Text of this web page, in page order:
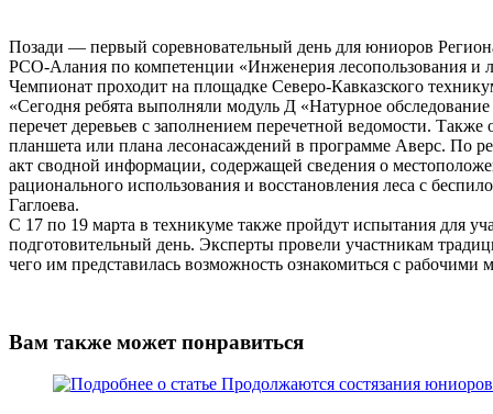
Позади — первый соревновательный день для юниоров
РСО-Алания по компетенции «Инженерия лесопользования и
Чемпионат проходит на площадке Северо-Кавказского
«Сегодня ребята выполняли модуль Д «Натурное
перечет деревьев с заполнением перечетной ведомости.
планшета или плана лесонасаждений в программе Аверс. По
акт сводной информации, содержащей сведения о
рационального использования и восстановления леса с
Гаглоева.
С 17 по 19 марта в техникуме также пройдут испытания для
подготовительный день. Эксперты провели участникам
чего им представилась возможность ознакомиться с рабочими
Вам также может понравиться